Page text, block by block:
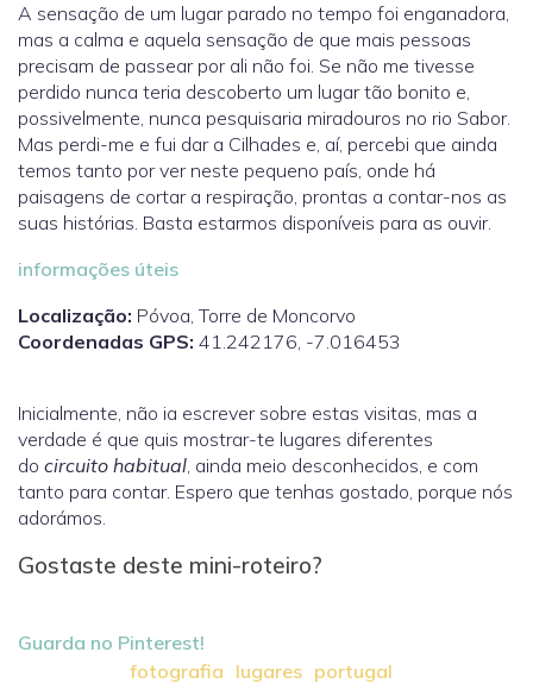
A sensação de um lugar parado no tempo foi enganadora,
mas a calma e aquela sensação de que mais pessoas
precisam de passear por ali não foi. Se não me tivesse
perdido nunca teria descoberto um lugar tão bonito e,
possivelmente, nunca pesquisaria miradouros no rio Sabor.
Mas perdi-me e fui dar a Cilhades e, aí, percebi que ainda
temos tanto por ver neste pequeno país, onde há
paisagens de cortar a respiração, prontas a contar-nos as
suas histórias. Basta estarmos disponíveis para as ouvir.
informações úteis
Localização: Póvoa, Torre de Moncorvo
Coordenadas GPS: 41.242176, -7.016453
Inicialmente, não ia escrever sobre estas visitas, mas a
verdade é que quis mostrar-te lugares diferentes
do circuito habitual, ainda meio desconhecidos, e com
tanto para contar. Espero que tenhas gostado, porque nós
adorámos.
Gostaste deste mini-roteiro?
Guarda no Pinterest!
fotografia lugares portugal